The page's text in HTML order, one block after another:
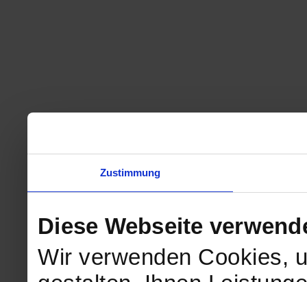
Zustimmung
Diese Webseite
Wir verwenden Cookies,